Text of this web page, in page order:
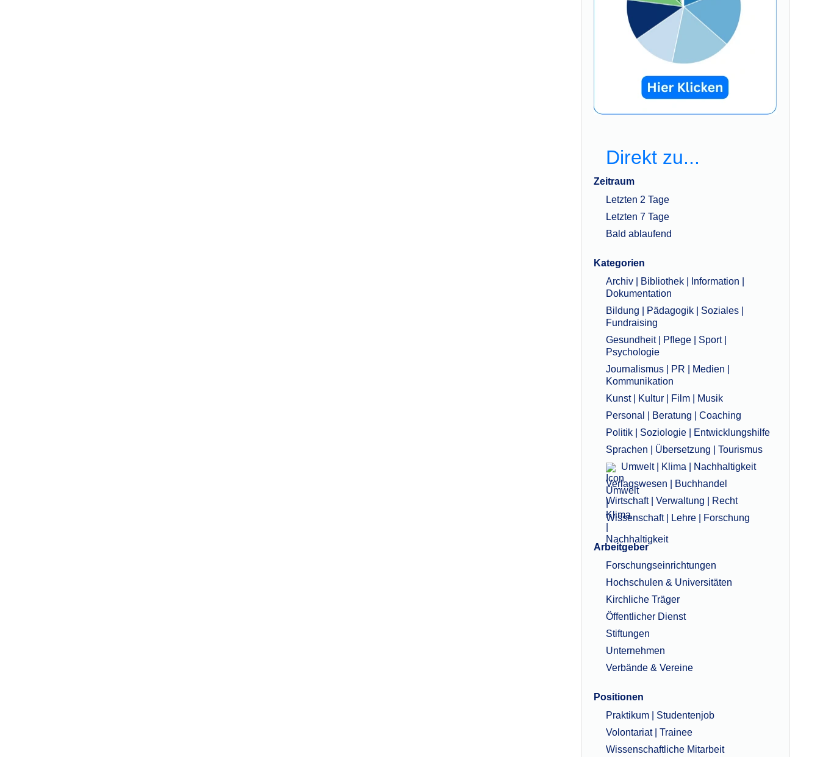
Direkt zu...
Zeitraum
Letzten 2 Tage
Letzten 7 Tage
Bald ablaufend
Kategorien
Archiv | Bibliothek | Information |
Dokumentation
Bildung | Pädagogik | Soziales |
Fundraising
Gesundheit | Pflege | Sport |
Psychologie
Journalismus | PR | Medien |
Kommunikation
Kunst | Kultur | Film | Musik
Personal | Beratung | Coaching
Politik | Soziologie | Entwicklungshilfe
Sprachen | Übersetzung | Tourismus
Umwelt | Klima | Nachhaltigkeit
Verlagswesen | Buchhandel
Wirtschaft | Verwaltung | Recht
Wissenschaft | Lehre | Forschung
Arbeitgeber
Forschungseinrichtungen
Hochschulen & Universitäten
Kirchliche Träger
Öffentlicher Dienst
Stiftungen
Unternehmen
Verbände & Vereine
Positionen
Praktikum | Studentenjob
Volontariat | Trainee
Wissenschaftliche Mitarbeit